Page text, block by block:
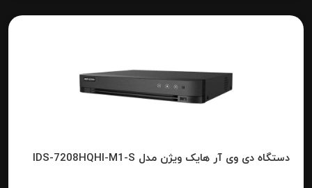
دستگاه دی وی آر هایک ویژن مدل IDS-7208HQHI-M1-S